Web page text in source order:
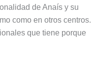
de Anaís y su
como en otros centros.
que tiene porque